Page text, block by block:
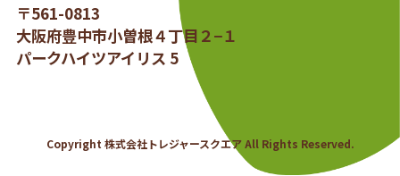
〒561-0813
大阪府豊中市小曽根４丁目２−１
パークハイツアイリス 5
Copyright 株式会社トレジャースクエア All Rights Reserved.